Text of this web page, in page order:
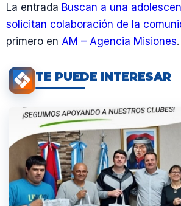
La entrada Buscan a una
solicitan colaboración de la
primero en AM – Agencia Misiones.
TE PUEDE INTERESAR